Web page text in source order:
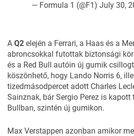
— Formula 1 (@F1) July 30,
A Q2 elején a Ferrari, a Haas és a
abroncsokkal futottak biztonsági
és a Red Bull autóin új gumik
köszönhető, hogy Lando Norris 6,
tizedmásodpercet adott Charles
Sainznak, bár Sergio Perez is kapott
Bullban, szintén új gumikon.
Max Verstappen azonban amikor